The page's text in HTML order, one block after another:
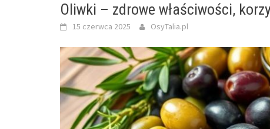
Oliwki – zdrowe właściwości,
15 czerwca 2025 OsyTalia.pl